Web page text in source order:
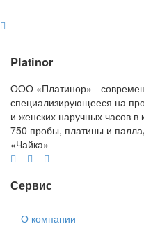
Platinor
ООО «Платинор» -
специализирующееся на
и женских наручных часов в
750 пробы, платины и
«Чайка»
Сервис
О компании